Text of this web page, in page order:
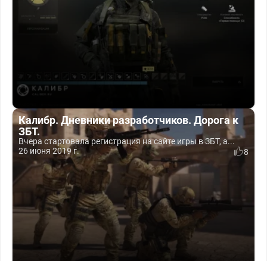
Калибр. Дневники разработчиков. Дорога к
ЗБТ.
Вчера стартовала регистрация на сайте игры в ЗБТ, а...
26 июня 2019 г.
8